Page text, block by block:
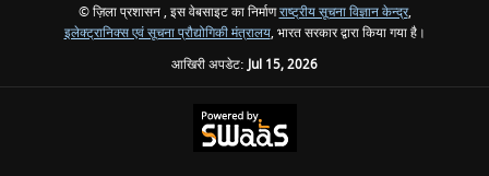
© ज़िला प्रशासन , इस वेबसाइट का निर्माणराष्ट्रीय सूचना विज्ञान केन्द्र,
इलेक्ट्रानिक्स एवं सूचना प्रौद्योगिकी मंत्रालय, भारत सरकार द्वारा किया गया है।
आखिरी अपडेट:Jul 15, 2026